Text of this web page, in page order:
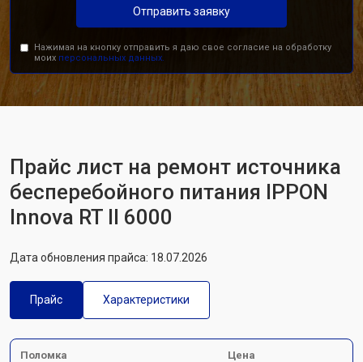
Отправить заявку
Нажимая на кнопку отправить я даю свое согласие на обработку
моих персональных данных.
Прайс лист на ремонт источника
бесперебойного питания IPPON
Innova RT II 6000
Дата обновления прайса: 18.07.2026
Прайс Характеристики
Поломка Цена